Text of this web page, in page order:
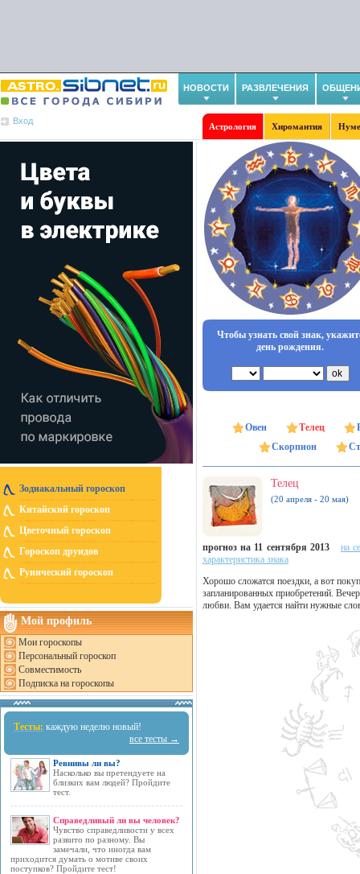
НОВОСТИ РАЗВЛЕЧЕНИЯ
Вход
Астрология Хиромантия
Зодиакальный гороскоп
Китайский гороскоп
Цветочный гороскоп
Гороскоп друидов
Рунический гороскоп
Мой профиль
Мои гороскопы
Персональный гороскоп
Совместимость
Подписка на гороскопы
Тесты: каждую неделю новый!
все тесты →
Ревнивы ли вы?
Насколько вы претендуете на
близких вам людей? Пройдите
тест.
Справедливый ли вы человек?
Чувство справедливости у всех
развито по разному. Вы
замечали, что иногда вам
приходится думать о мотиве своих
поступков? Пройдите тест!
Чтобы узнать свой знак,
день рождения.
Овен Телец
Скорпион
Телец
(20 апреля - 20 мая)
прогноз на 11 сентября 2013
на
характеристика знака
Хорошо сложатся поездки, а вот
запланированных приобретений.
любви. Вам удается найти нужные